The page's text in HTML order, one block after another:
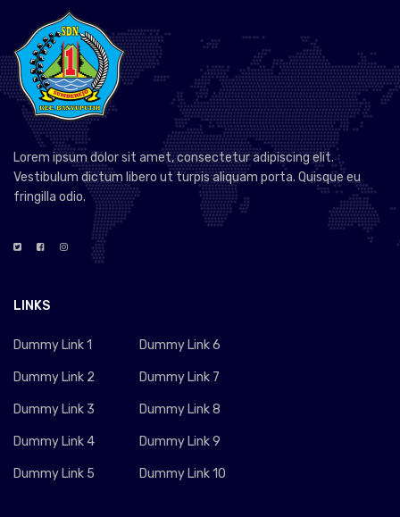
Lorem ipsum dolor sit amet, consectetur adipiscing elit.
Vestibulum dictum libero ut turpis aliquam porta. Quisque eu
fringilla odio.
LINKS
Dummy Link 1
Dummy Link 2
Dummy Link 3
Dummy Link 4
Dummy Link 5
Dummy Link 6
Dummy Link 7
Dummy Link 8
Dummy Link 9
Dummy Link 10